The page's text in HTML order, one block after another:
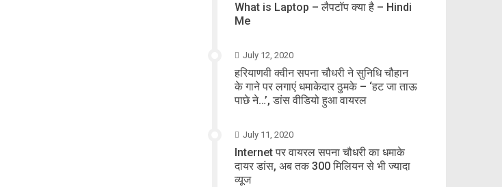
What is Laptop – लैपटॉप क्या है – Hindi
Me
July 12, 2020
हरियाणवी क्वीन सपना चौधरी ने सुनिधि चौहान
के गाने पर लगाएं धमाकेदार ठुमके – ‘हट जा ताऊ
पाछे ने…’, डांस वीडियो हुआ वायरल
July 11, 2020
Internet पर वायरल सपना चौधरी का धमाके
दायर डांस, अब तक 300 मिलियन से भी ज्यादा
व्यूज